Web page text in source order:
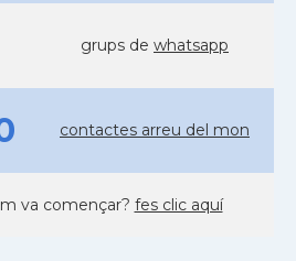
grups de whatsapp
contactes arreu del mon
va començar? fes clic aquí